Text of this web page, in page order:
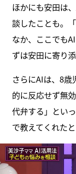
ほかにも安田は
談したことも。
なか、ここでも
ずは安田に寄り
さらにAIは、8
的に反応せず無
代弁する」とい
で教えてくれたと